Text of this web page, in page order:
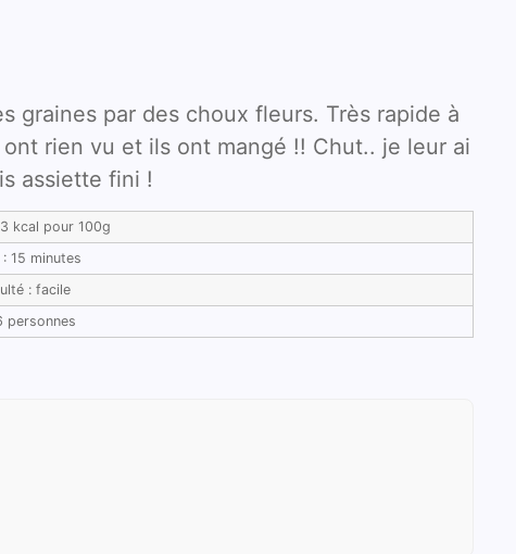
graines par des choux fleurs. Très rapide à
rien vu et ils ont mangé !! Chut.. je leur ai
assiette fini !
kcal pour 100g
15 minutes
: facile
personnes